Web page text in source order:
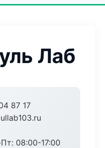
Лаб
87 17
08:00-17:00